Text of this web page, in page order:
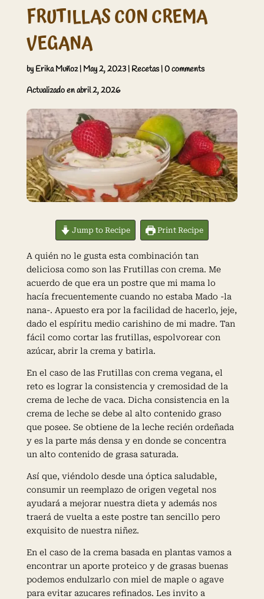
FRUTILLAS CON CREMA
VEGANA
by Erika Muñoz| May 2, 2023| Recetas|0 comments
Actualizado en abril 2, 2026
Jump to Recipe Print Recipe
A quién no le gusta esta combinación tan
deliciosa como son las Frutillas con crema. Me
acuerdo de que era un postre que mi mama lo
hacía frecuentemente cuando no estaba Mado -la
nana-. Apuesto era por la facilidad de hacerlo, jeje,
dado el espíritu medio carishino de mi madre. Tan
fácil como cortar las frutillas, espolvorear con
azúcar, abrir la crema y batirla.
En el caso de las Frutillas con crema vegana, el
reto es lograr la consistencia y cremosidad de la
crema de leche de vaca. Dicha consistencia en la
crema de leche se debe al alto contenido graso
que posee. Se obtiene de la leche recién ordeñada
y es la parte más densa y en donde se concentra
un alto contenido de grasa saturada.
Así que, viéndolo desde una óptica saludable,
consumir un reemplazo de origen vegetal nos
ayudará a mejorar nuestra dieta y además nos
traerá de vuelta a este postre tan sencillo pero
exquisito de nuestra niñez.
En el caso de la crema basada en plantas vamos a
encontrar un aporte proteico y de grasas buenas
podemos endulzarlo con miel de maple o agave
para evitar azucares refinados. Les invito a